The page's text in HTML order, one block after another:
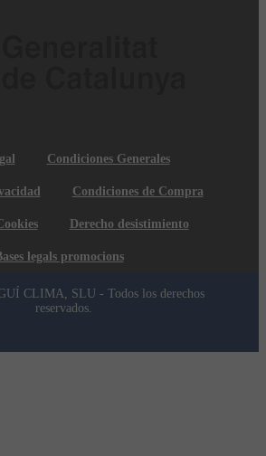
Condiciones Generales
Condiciones de Compra
Derecho desistimiento
legals promocions
CLIMA, SLU - Todos los derechos
reservados.